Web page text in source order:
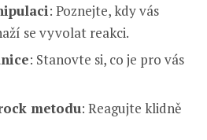
: Poznejte, kdy vás
se vyvolat reakci.
: Stanovte si, co je pro vás
metodu: Reagujte klidně